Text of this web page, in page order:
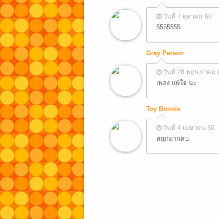
วันที่ 7 ตุลาคม 60
5555555
Gray Person
วันที่ 28 พฤษภาคม
เพลง แพ้ใจ นะ
Toy Bonnie
วันที่ 4 เมษายน 60
สนุกมากคบ